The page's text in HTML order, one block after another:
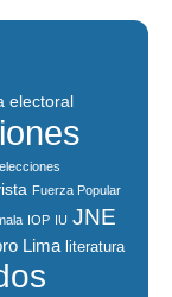
electoral
elecciones
Fuerza Popular
IOP IU JNE
Lima literatura